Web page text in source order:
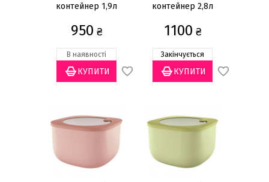
контейнер 1,9л
950 ₴
В наявності
контейнер 2,8л
1100 ₴
Закінчується